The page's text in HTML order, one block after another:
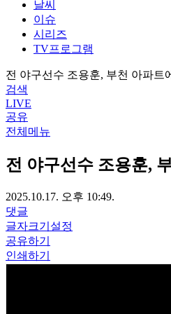
날씨
이슈
시리즈
TV프로그램
전 야구선수 조용훈, 부천 아파트
검색
LIVE
공유
전체메뉴
전 야구선수 조용훈,
2025.10.17. 오후 10:49.
댓글
글자크기설정
공유하기
인쇄하기